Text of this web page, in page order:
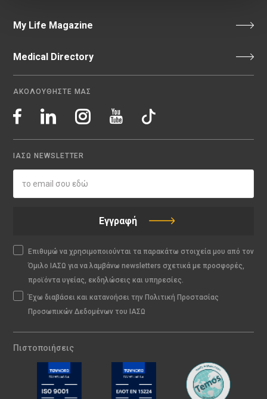
My Life Magazine
Medical Directory
ΑΚΟΛΟΥΘΗΣΤΕ ΜΑΣ
ΙΑΣΩ NEWSLETTER
Εγγραφή
Επιθυμώ να χρησιμοποιούνται τα παρακάτω στοιχεία μου από τον
Όμιλο ΙΑΣΩ για να λαμβάνω newsletters σχετικά με προσφορές,
προϊόντα υγείας, εκδηλώσεις και υπηρεσίες.
Έχω διαβάσει και κατανοήσει την Πολιτική Προστασίας
Προσωπικών Δεδομένων του ΙΑΣΩ
Πιστοποιήσεις